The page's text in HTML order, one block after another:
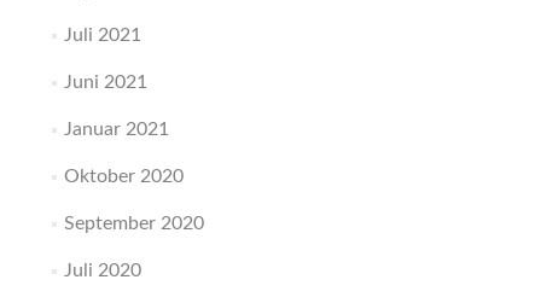
Juli 2021
Juni 2021
Januar 2021
Oktober 2020
September 2020
Juli 2020